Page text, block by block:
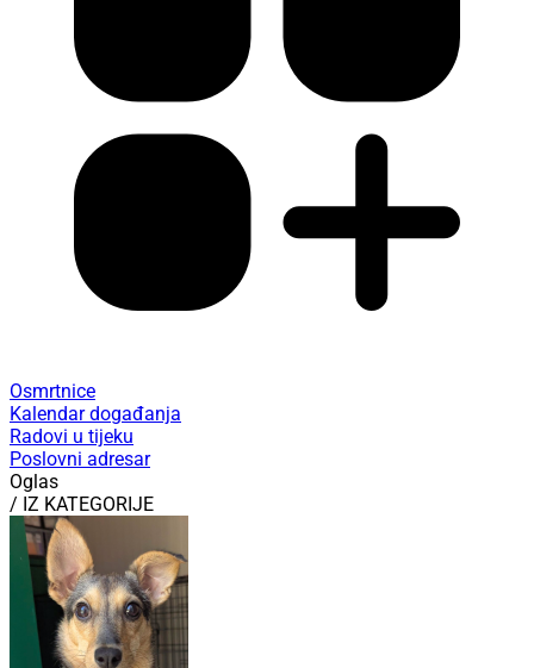
Osmrtnice
Kalendar događanja
Radovi u tijeku
Poslovni adresar
Oglas
/ IZ KATEGORIJE